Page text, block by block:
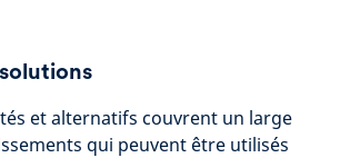
et alternatifs couvrent un large
qui peuvent être utilisés